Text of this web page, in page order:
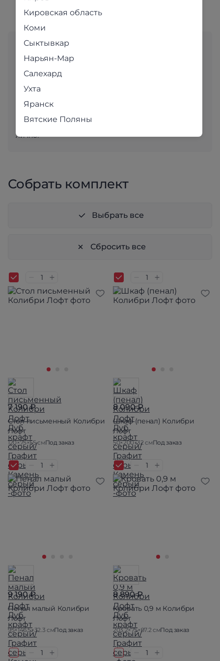
Любите выбирать мебель
«вживую»?
Адреса магазинов
В наших уютных магазинах для вас с большим
лично!
Собрать комплект
Выбрать все
Сбросить все
7 190 ₽
Стол письменный Колибри
Лофт
120×75×55 смПод заказ
8 090 ₽
Шкаф (пенал) Колибри
Лофт
50×200×32 смПод заказ
9 190 ₽
Пенал малый Колибри
Лофт
95×146.5×32.3 смПод заказ
8 890 ₽
Кровать 0,9 м Колибри
Лофт
203.2×75×97.2 смПод заказ
Кировская область
Коми
Сыктывкар
Нарьян-Мар
Салехард
Ухта
Яранск
Вятские Поляны